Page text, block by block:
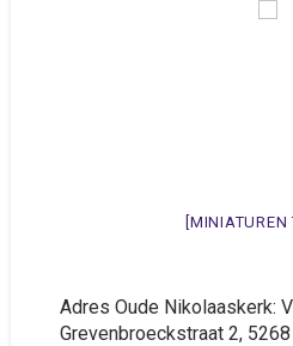
[MINIATUREN
Adres Oude Nikolaaskerk:
Grevenbroeckstraat 2, 5268